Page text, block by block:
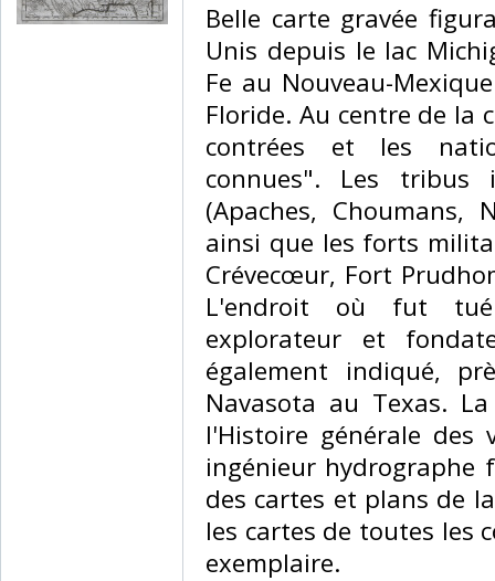
‎Belle carte gravée
Unis depuis le lac
Fe au Nouveau-
Floride. Au centre de la
contrées et les
connues". Les tribus
(Apaches, Choumans,
ainsi que les forts
Crévecœur, Fort
L'endroit où fut
explorateur et
également indiqué,
Navasota au Texas.
l'Histoire générale des
ingénieur hydrographe
des cartes et plans de
les cartes de toutes les
exemplaire.‎